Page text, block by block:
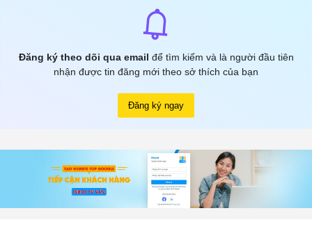
Đăng ký theo dõi qua email để tìm kiếm và là người đầu tiên
nhận được tin đăng mới theo sở thích của bạn
Đăng ký ngay